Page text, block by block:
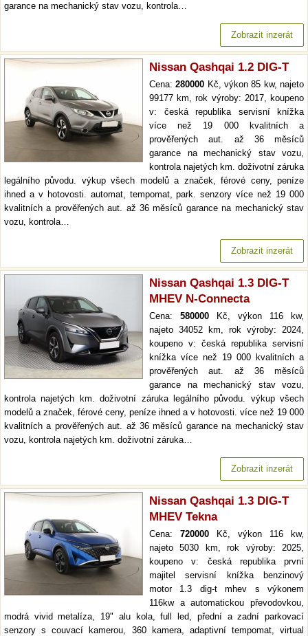
garance na mechanický stav vozu, kontrola…
Zobrazit inzerát
Nissan Qashqai 1.2 DIG-T
Cena:280000 Kč, výkon 85 kw, najeto
99177 km, rok výroby: 2017, koupeno
v: česká republika servisní knížka
více než 19 000 kvalitních a
prověřených aut. až 36 měsíců
garance na mechanický stav vozu,
kontrola najetých km. doživotní záruka
legálního původu. výkup všech modelů a značek, férové ceny, peníze
ihned a v hotovosti. automat, tempomat, park. senzory více než 19 000
kvalitních a prověřených aut. až 36 měsíců garance na mechanický stav
vozu, kontrola…
Zobrazit inzerát
Nissan Qashqai 1.3 DIG-T
MHEV N-Connecta
Cena: 580000 Kč, výkon 116 kw,
najeto 34052 km, rok výroby: 2024,
koupeno v: česká republika servisní
knížka více než 19 000 kvalitních a
prověřených aut. až 36 měsíců
garance na mechanický stav vozu,
kontrola najetých km. doživotní záruka legálního původu. výkup všech
modelů a značek, férové ceny, peníze ihned a v hotovosti. více než 19 000
kvalitních a prověřených aut. až 36 měsíců garance na mechanický stav
vozu, kontrola najetých km. doživotní záruka…
Zobrazit inzerát
Nissan Qashqai 1.3 DIG-T
MHEV Tekna
Cena: 720000 Kč, výkon 116 kw,
najeto 5030 km, rok výroby: 2025,
koupeno v: česká republika první
majitel servisní knížka benzinový
motor 1.3 dig-t mhev s výkonem
116kw a automatickou převodovkou,
modrá vivid metalíza, 19" alu kola, full led, přední a zadní parkovací
senzory s couvací kamerou, 360 kamera, adaptivní tempomat, virtual